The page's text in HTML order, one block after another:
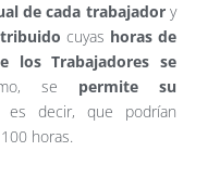
de cada trabajadory
cuyas horas de
los Trabajadores se
se permite su
es decir, que podrían
horas.